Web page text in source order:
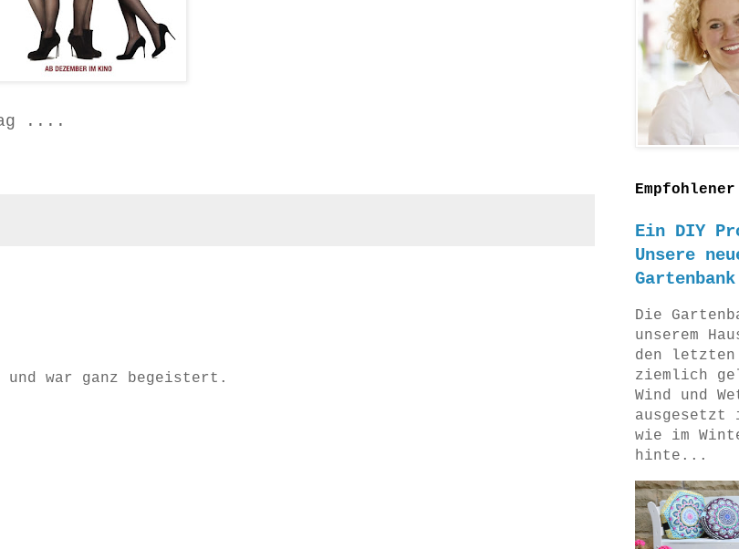
....
und war ganz begeistert.
Ein DIY
Unsere
Die
unserem
den letzten
ziemlich
Wind und
ausgesetzt
wie im
hinte...